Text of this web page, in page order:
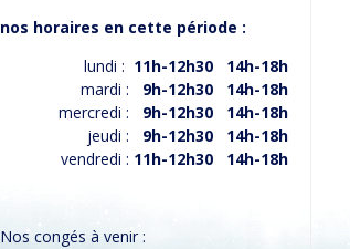
nos horaires en cette période :
lundi : 11h-12h30 14h-18h
mardi : 9h-12h30 14h-18h
mercredi : 9h-12h30 14h-18h
jeudi : 9h-12h30 14h-18h
vendredi : 11h-12h30 14h-18h
Nos congés à venir :